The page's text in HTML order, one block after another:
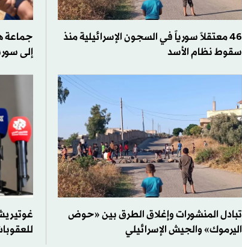
46 معتقلاً سورياً في السجون الإسرائيلية منذ
سقوط نظام الأسد
جماعة
إلى
تبادل المنشورات وإغلاق الطرق بين «حوض
اليرموك» والجيش الإسرائيلي